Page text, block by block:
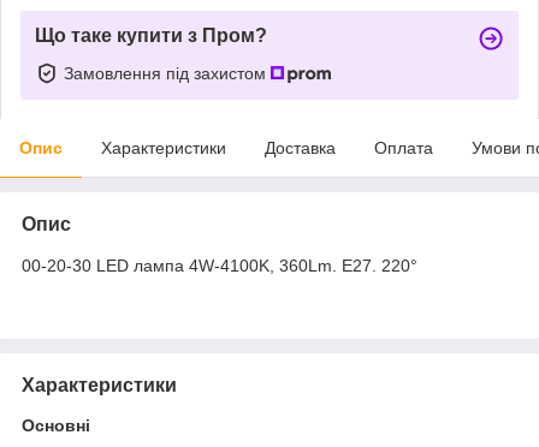
Що таке купити з Пром?
Замовлення під захистом
Опис Характеристики Доставка Оплата Умови
Опис
00-20-30 LED лампа 4W-4100K, 360Lm. Е27. 220°
Характеристики
Основні